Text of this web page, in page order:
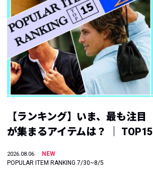
【ランキング】いま、最も注目
が集まるアイテムは？ ｜ TOP15
2026.08.06
NEW
POPULAR ITEM RANKING 7/30~8/5